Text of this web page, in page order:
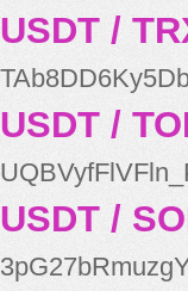
USDT /
USDT /
USDT /